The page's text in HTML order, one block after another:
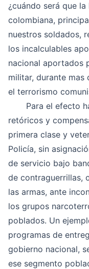
¿cuándo será que
colombiana,
nuestros soldados,
los incalculables
nacional aportados
militar, durante mas
el terrorismo
Para el efecto
retóricos y
primera clase y
Policía, sin
de servicio bajo
de contraguerrillas,
las armas, ante
los grupos
poblados. Un
programas de
gobierno nacional,
ese segmento